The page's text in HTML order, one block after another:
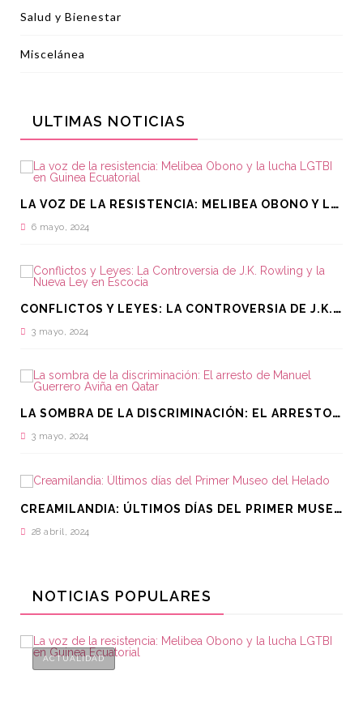
Salud y Bienestar
Miscelánea
ULTIMAS NOTICIAS
L
A VOZ DE LA RESISTENCIA: MELIBEA OBONO Y LA LUCHA LGTBI EN GUINEA ECUATORIAL
6 mayo, 2024
C
ONFLICTOS Y LEYES: LA CONTROVERSIA DE J.K. ROWLING Y LA NUEVA LEY EN ESCOCIA
3 mayo, 2024
L
A SOMBRA DE LA DISCRIMINACIÓN: EL ARRESTO DE MANUEL GUERRERO AVIÑA EN QATAR
3 mayo, 2024
C
REAMILANDIA: ÚLTIMOS DÍAS DEL PRIMER MUSEO DEL HELADO
28 abril, 2024
NOTICIAS POPULARES
ACTUALIDAD